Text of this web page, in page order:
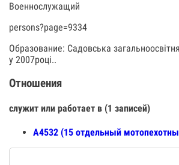
Военнослужащий
persons?page=9334
Образование: Садовська
у 2007році..
Отношения
служит или работает в (1 записей)
А4532 (15 отдельный